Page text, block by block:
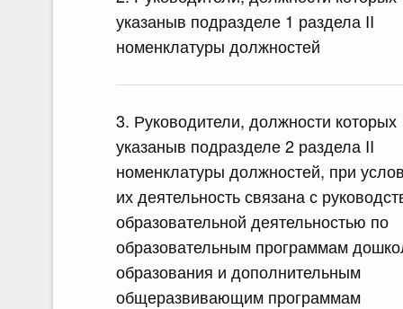
указаныв подразделе 1 раздела II
номенклатуры должностей
3. Руководители, должности которых
указаныв подразделе 2 раздела II
номенклатуры должностей, при
их деятельность связана с
образовательной деятельностью по
образовательным программам
образования и дополнительным
общеразвивающим программам